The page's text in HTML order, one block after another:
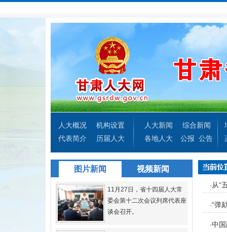
人大概况
机构设置
代表简介
历届人大
人大新闻
综合新闻
各地人大
公报 公告
图片新闻 视频新闻
11月27日，省十四届人大常
委会第十二次会议列席代表座
谈会召开。
· 从“
·“弹
·中